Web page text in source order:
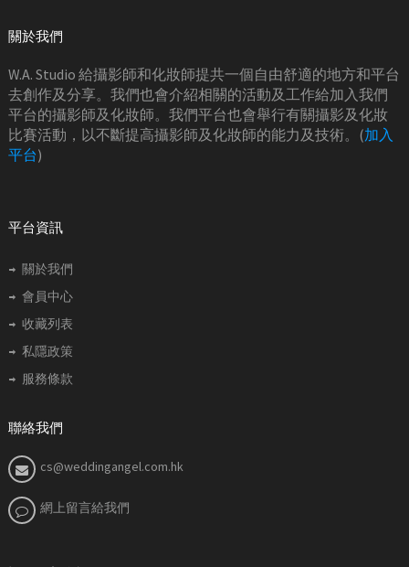
關於我們
W.A. Studio 給攝影師和化妝師提共一個自由舒適的地方和平台
去創作及分享。我們也會介紹相關的活動及工作給加入我們
平台的攝影師及化妝師。我們平台也會舉行有關攝影及化妝
比賽活動，以不斷提高攝影師及化妝師的能力及技術。(加入
平台)
平台資訊
關於我們
會員中心
收藏列表
私隱政策
服務條款
聯絡我們
cs@weddingangel.com.hk
網上留言給我們